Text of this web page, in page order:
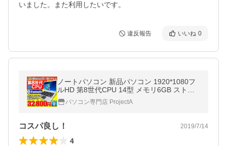
いました。また利用したいです。
違反報告 いいね 0
ノートパソコン 新品パソコン 1920*1080フ
ルHD 第8世代CPU 14型 メモリ6GB ストレ
ージ64GB Windows10 Microsoftoffice2019
日本語KB アウトレット _F
パソコン専門店 ProjectA
コスパ良し！ 2019/7/14
4